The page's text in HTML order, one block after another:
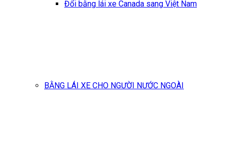
Đổi bằng lái xe Canada sang Việt Nam
BẰNG LÁI XE CHO NGƯỜI NƯỚC NGOÀI